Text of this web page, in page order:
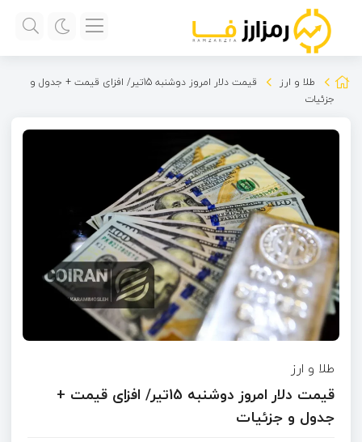
طلا و ارز
قیمت دلار امروز دوشنبه 15تیر/ افزای قیمت + جدول و
جزئیات
طلا و ارز
قیمت دلار امروز دوشنبه 15تیر/ افزای قیمت +
جدول و جزئیات